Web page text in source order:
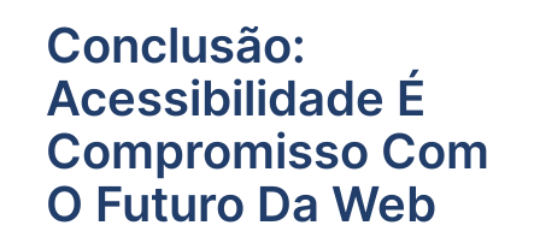
Conclusão:
Acessibilidade É
Compromisso Com
O Futuro Da Web